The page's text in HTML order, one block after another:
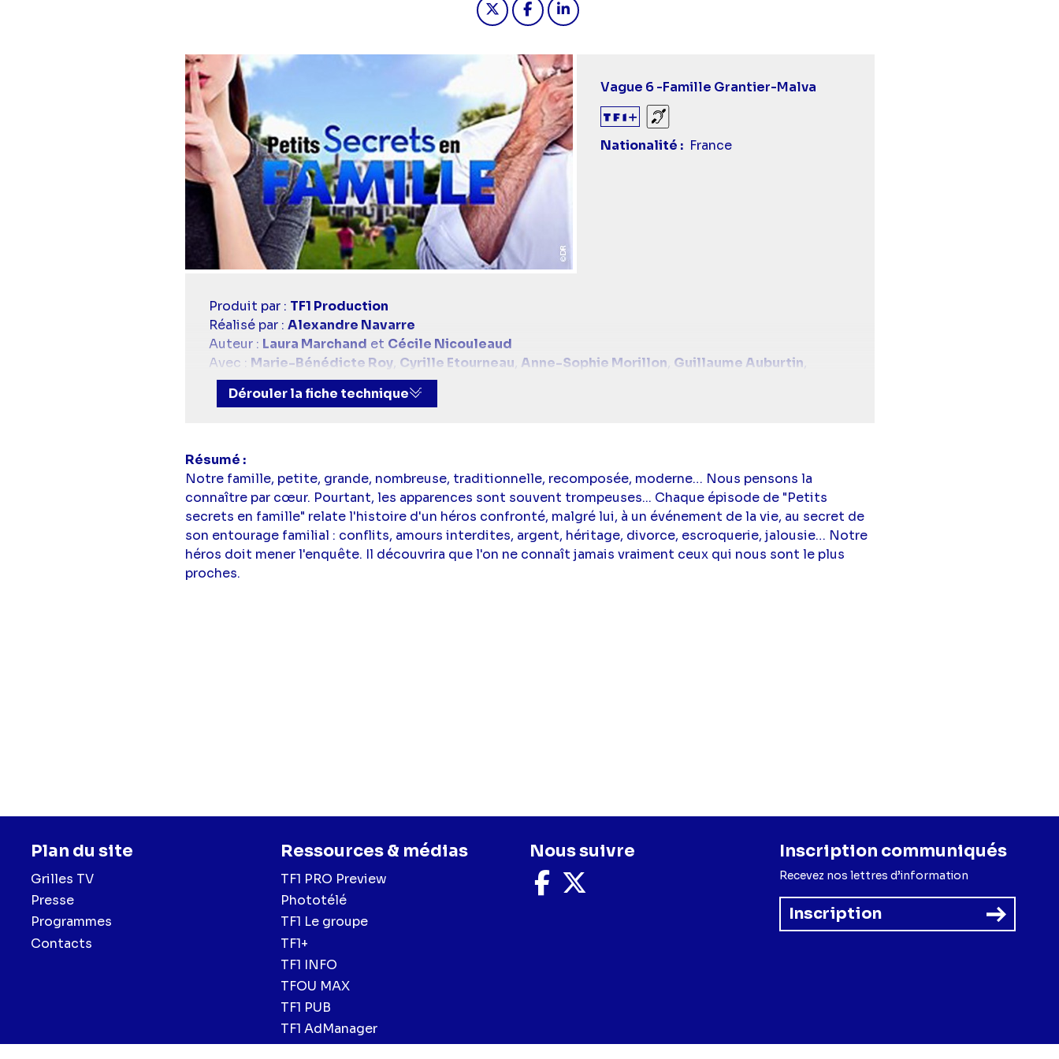
Vague 6 -Famille Grantier-Malva
Sourds et malentendants
Nationalité
France
Casting
simba
Produit par : TF1 Production
Réalisé par : Alexandre Navarre
Auteur : Laura Marchand et Cécile Nicouleaud
Avec : Marie-Bénédicte Roy, Cyrille Etourneau, Anne-Sophie Morillon, Guillaume Auburtin,
Julien Beyard,Marie Zidi
Dérouler la fiche technique
Résumé
Notre famille, petite, grande, nombreuse, traditionnelle, recomposée, moderne… Nous pensons la
connaître par cœur. Pourtant, les apparences sont souvent trompeuses... Chaque épisode de "Petits
secrets en famille" relate l'histoire d'un héros confronté, malgré lui, à un événement de la vie, au secret de
son entourage familial : conflits, amours interdites, argent, héritage, divorce, escroquerie, jalousie… Notre
héros doit mener l'enquête. Il découvrira que l'on ne connaît jamais vraiment ceux qui nous sont le plus
proches.
Plan du site
Grilles TV
Presse
Programmes
Contacts
Ressources & médias
TF1 PRO Preview
Phototélé
TF1 Le groupe
TF1+
TF1 INFO
TFOU MAX
TF1 PUB
TF1 AdManager
Nous suivre
Nous
suivre
Inscription communiqués
Recevez nos lettres d’information
Inscription